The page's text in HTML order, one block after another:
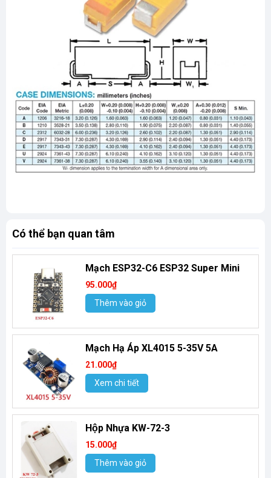
Có thể bạn quan tâm
Mạch ESP32-C6 ESP32 Super Mini
95.000₫
Thêm vào giỏ
Mạch Hạ Áp XL4015 5-35V 5A
21.000₫
Xem chi tiết
Hộp Nhựa KW-72-3
15.000₫
Thêm vào giỏ